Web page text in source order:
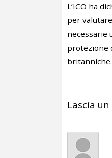
L’ICO ha
per
necessarie
protezione
britanniche.
Lascia